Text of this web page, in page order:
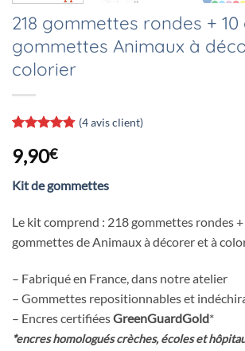
218 gommettes rondes + 10
gommettes Animaux à
colorier
sur 5 basé
sur
notations
client
(4avis client)
9,90€
Kit de gommettes
Le kit comprend : 218 gommettes rondes +
gommettes de Animaux à décorer et à
– Fabriqué en France, dans notre atelier
– Gommettes repositionnables et
– Encres certifiéesGreenGuardGold*
*encres homologués crèches, écoles et